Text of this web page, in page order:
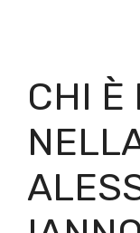
CHI È